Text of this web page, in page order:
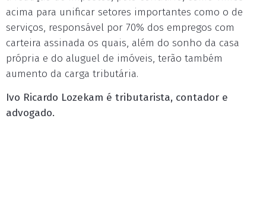
acima para unificar setores importantes como o de
serviços, responsável por 70% dos empregos com
carteira assinada os quais, além do sonho da casa
própria e do aluguel de imóveis, terão também
aumento da carga tributária.
Ivo Ricardo Lozekam é tributarista, contador e
advogado.